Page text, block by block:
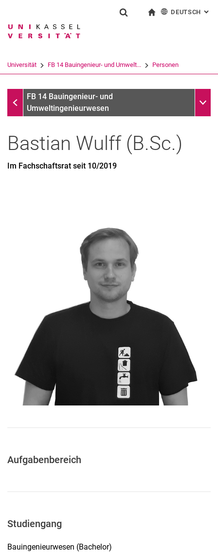
Springe direkt zu: Inhalt
Springe direkt zu: Suche
Springe direkt zu:
Suchbegriff
Suchen (öffnet externen Link in einem
DEUTSCH :
Universität FB 14 Bauingenieur- und Umwelt... Personen
Ehemalige
FB 14 Bauingenieur- und
Umweltingenieurwesen
Bastian Wulff(B.Sc.)
Im Fachschaftsrat seit 10/2019
Aufgabenbereich
Studiengang
Bauingenieurwesen (Bachelor)